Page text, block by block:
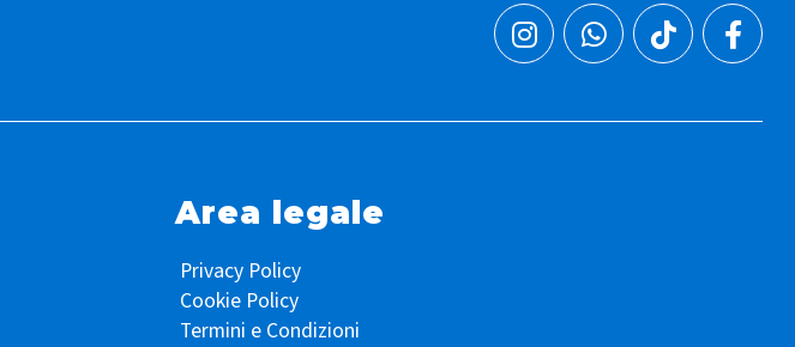
Area legale
Privacy Policy
Cookie Policy
Termini e Condizioni